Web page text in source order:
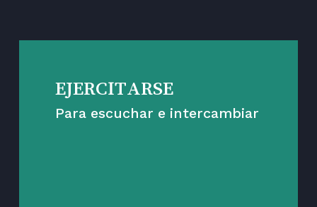
EJERCITARSE
Para escuchar e intercambiar